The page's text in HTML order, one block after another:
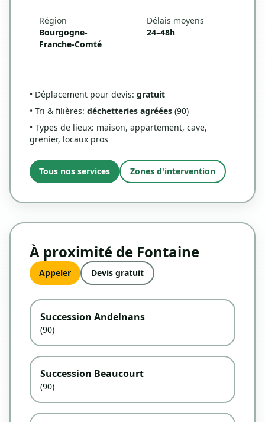
Région
Bourgogne-
Franche-Comté
Délais moyens
24–48h
• Déplacement pour devis: gratuit
• Tri & filières: déchetteries agréées (90)
• Types de lieux: maison, appartement, cave,
grenier, locaux pros
Tous nos services Zones d'intervention
À proximité de Fontaine
Appeler Devis gratuit
Succession Andelnans
(90)
Succession Beaucourt
(90)